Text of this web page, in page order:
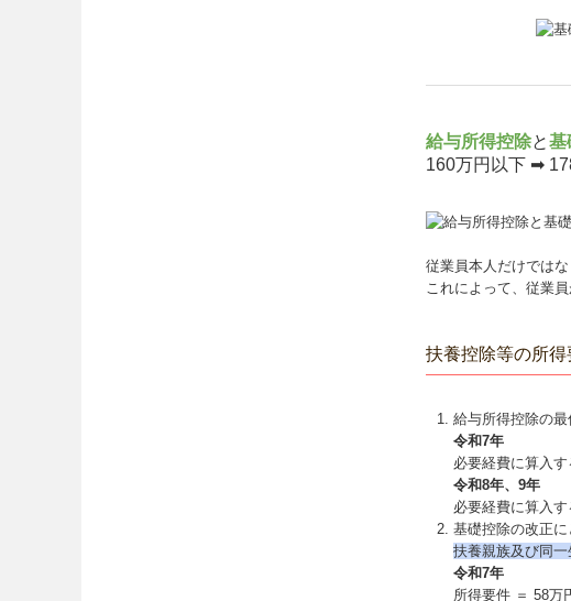
給与所得控除と基
160万円以下 ➡
従業員本人だけではな
これによって、従業
扶養控除等の所得
給与所得控除の
令和7年
必要経費に算入
令和8年、9年
必要経費に算入
基礎控除の改正
扶養親族及び同
令和7年
所得要件 ＝ 58万